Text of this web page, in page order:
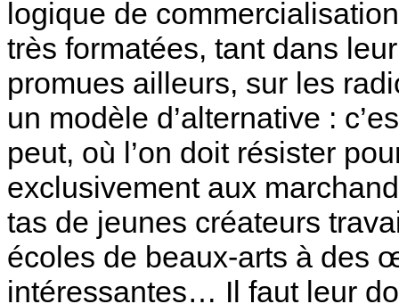
logique de
très formatées, tant dans
promues ailleurs, sur les
un modèle d’alternative :
peut, où l’on doit résister
exclusivement aux
tas de jeunes créateurs
écoles de beaux-arts à des
intéressantes… Il faut leur